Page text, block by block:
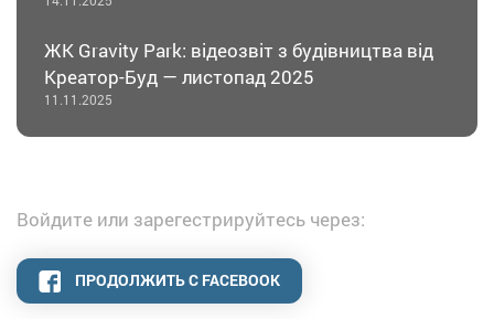
ЖК Gravity Park: відеозвіт з будівництва від
Креатор-Буд — листопад 2025
11.11.2025
Войдите или зарегестрируйтесь через:
ПРОДОЛЖИТЬ С FACEBOOK